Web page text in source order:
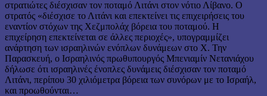
στρατιώτες διέσχισαν τον ποταμό Λιτάνι στον νότιο Λίβανο. Ο
στρατός «διέσχισε το Λιτάνι και επεκτείνει τις επιχειρήσεις του
εναντίον στόχων της Χεζμπολάχ βόρεια του ποταμού. Η
επιχείρηση επεκτείνεται σε άλλες περιοχές», υπογραμμίζει
ανάρτηση των ισραηλινών ενόπλων δυνάμεων στο X. Την
Παρασκευή, ο Ισραηλινός πρωθυπουργός Μπενιαμίν Νετανιάχου
δήλωσε ότι ισραηλινές ένοπλες δυνάμεις διέσχισαν τον ποταμό
Λιτάνι, περίπου 30 χιλιόμετρα βόρεια των συνόρων με το Ισραήλ,
και προωθούνται…